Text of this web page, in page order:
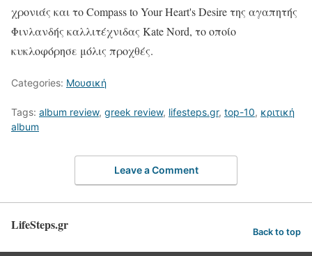
χρονιάς και το Compass to Your Heart's Desire της αγαπητής
Φινλανδής καλλιτέχνιδας Kate Nord, το οποίο
κυκλοφόρησε μόλις προχθές.
Categories: Μουσική
Tags: album review, greek review, lifesteps.gr, top-10, κριτική
album
Leave a Comment
LifeSteps.gr Back to top